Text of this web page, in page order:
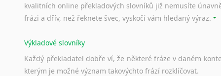
kvalitních online překladových slovníků již nemusíte
frázi a dřív, než řeknete švec, vyskočí vám hledaný výraz.
Výkladové slovníky
Každý překladatel dobře ví, že některé fráze v daném
kterým je možné význam takovýchto frází rozklíčovat.